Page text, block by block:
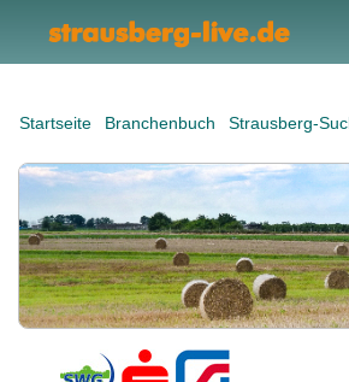
Startseite Branchenbuch Strausberg-